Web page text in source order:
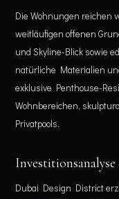
Die Wohnungen reichen
weitläufigen offenen
und Skyline-Blick sowie
natürliche Materialien
exklusive Penthouse-
Wohnbereichen,
Privatpools.
Dubai Design District